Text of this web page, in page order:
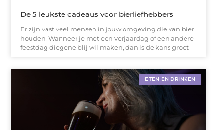
De 5 leukste cadeaus voor bierliefhebbers
Er zijn vast veel mensen in jouw omgeving die van bier
houden. Wanneer je met een verjaardag of een andere
feestdag diegene blij wil maken, dan is de kans groot
ETEN EN DRINKEN